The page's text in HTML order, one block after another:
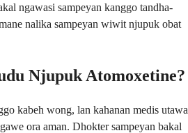
ngawasi sampeyan kanggo tandha-
nalika sampeyan wiwit njupuk obat
Njupuk Atomoxetine?
kabeh wong, lan kahanan medis utawa
ora aman. Dhokter sampeyan bakal